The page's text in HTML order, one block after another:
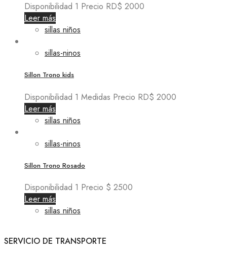
Disponibilidad 1 Precio RD$ 2000
Leer más
sillas niños
sillas-ninos
Sillon Trono kids
Disponibilidad 1 Medidas Precio RD$ 2000
Leer más
sillas niños
sillas-ninos
Sillon Trono Rosado
Disponibilidad 1 Precio $ 2500
Leer más
sillas niños
SERVICIO DE TRANSPORTE